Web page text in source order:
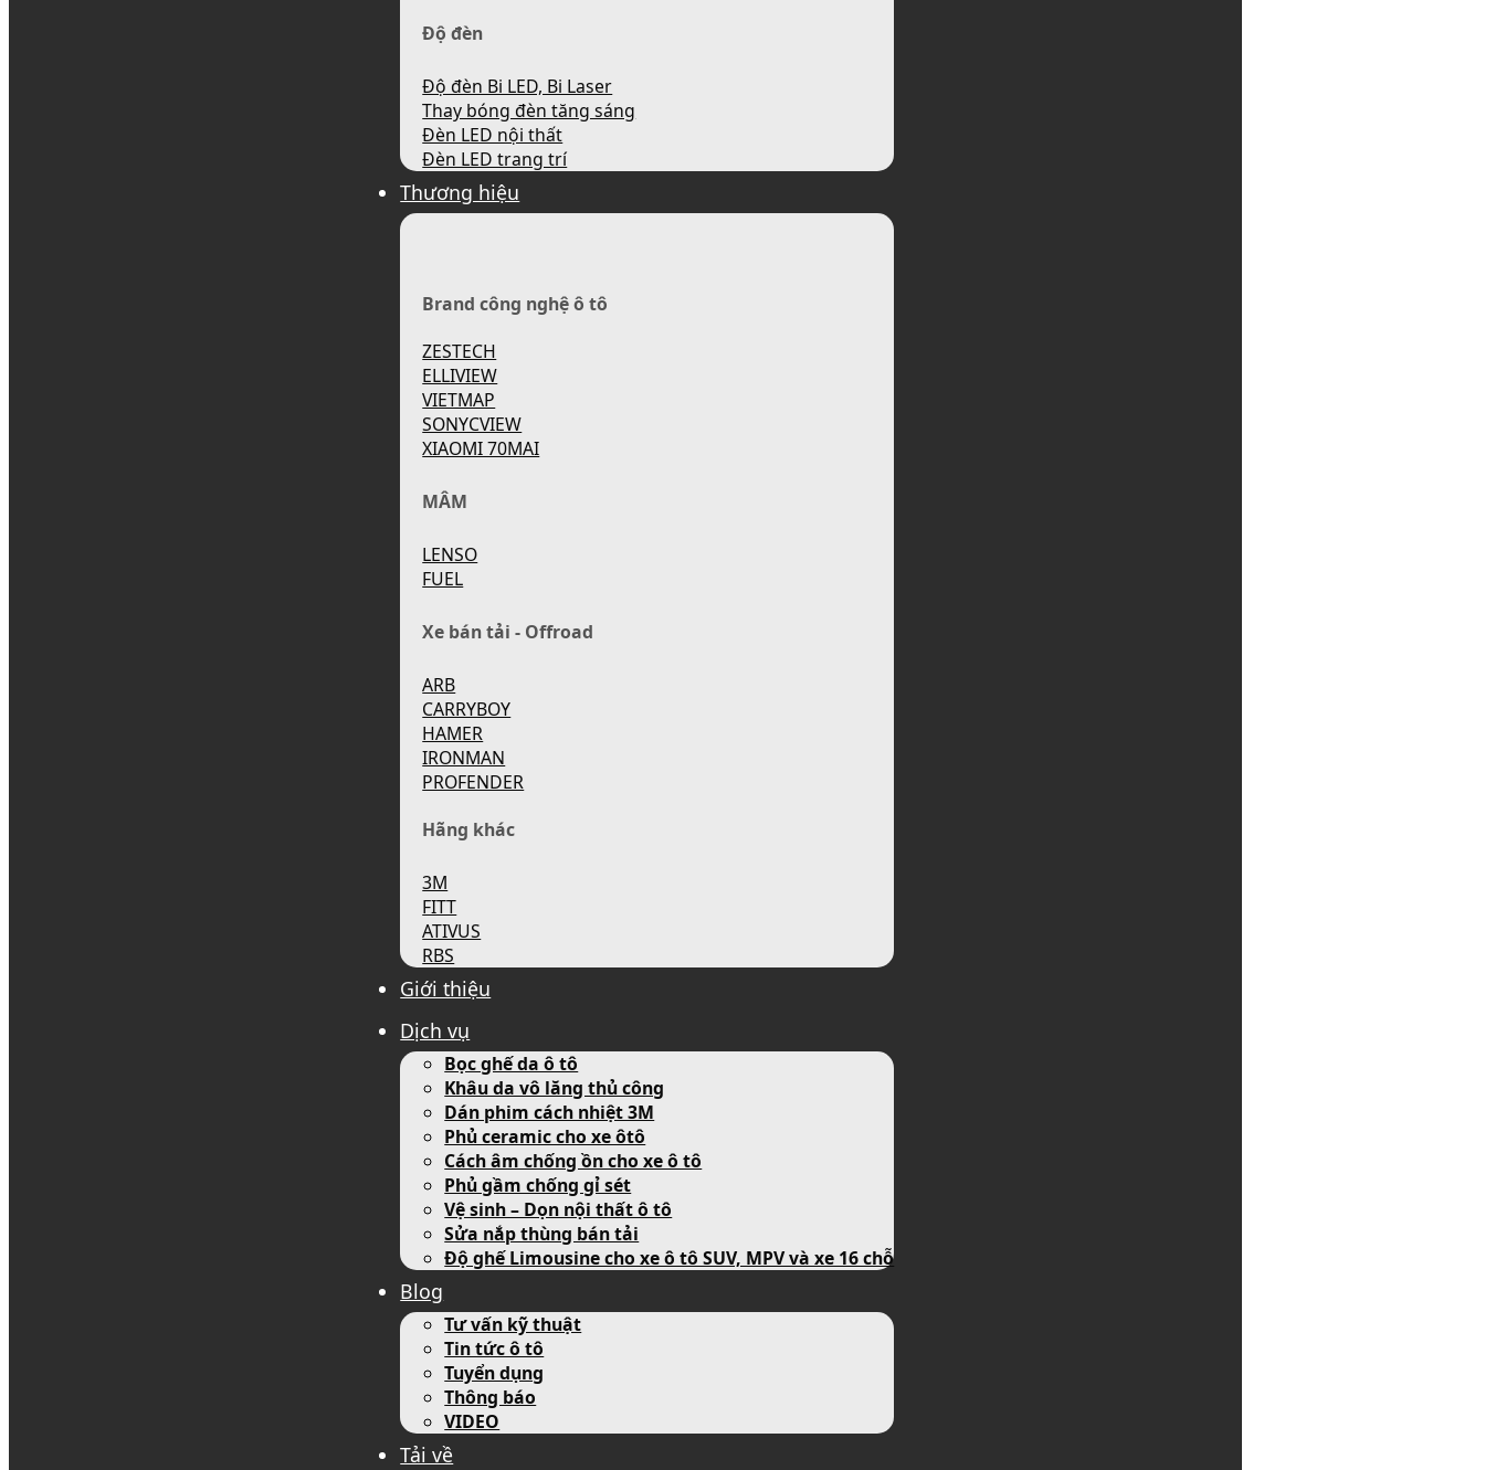
Độ đèn
Độ đèn Bi LED, Bi Laser
Thay bóng đèn tăng sáng
Đèn LED nội thất
Đèn LED trang trí
Thương hiệu
Brand công nghệ ô tô
ZESTECH
ELLIVIEW
VIETMAP
SONYCVIEW
XIAOMI 70MAI
MÂM
LENSO
FUEL
Xe bán tải - Offroad
ARB
CARRYBOY
HAMER
IRONMAN
PROFENDER
Hãng khác
3M
FITT
ATIVUS
RBS
Giới thiệu
Dịch vụ
Bọc ghế da ô tô
Khâu da vô lăng thủ công
Dán phim cách nhiệt 3M
Phủ ceramic cho xe ôtô
Cách âm chống ồn cho xe ô tô
Phủ gầm chống gỉ sét
Vệ sinh – Dọn nội thất ô tô
Sửa nắp thùng bán tải
Độ ghế Limousine cho xe ô tô SUV, MPV và xe 16 chỗ
Blog
Tư vấn kỹ thuật
Tin tức ô tô
Tuyển dụng
Thông báo
VIDEO
Tải về